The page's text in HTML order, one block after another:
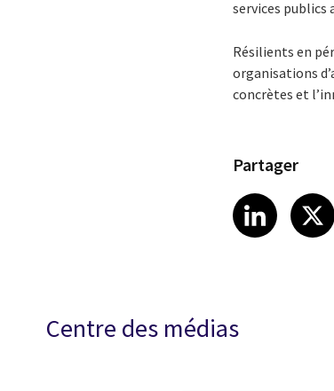
services publics
Résilients en
organisations
concrètes et
Partager
Share
Centre des médias